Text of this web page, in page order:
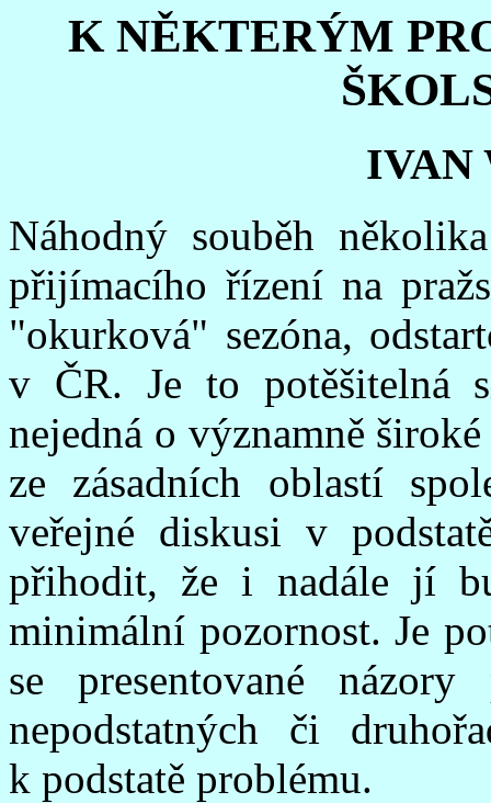
K NĚKTERÝM
IVAN
Náhodný souběh
přijímacího řízení na
"okurková" sezóna,
v ČR. Je to potěšitelná
nejedná o významně
ze zásadních oblastí
veřejné diskusi v
přihodit, že i nadále jí
minimální pozornost. Je
se presentované
nepodstatných či
k podstatě problému.